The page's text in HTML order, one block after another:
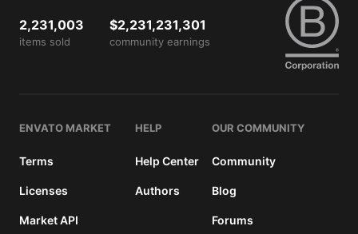
and a
buyer
details
ENVATO MARKET
Terms
Licenses
Market API
HELP
Help Center
Authors
OUR COMMUNITY
Community
Blog
Forums
2,231,003
items sold
$2,231,231,301
community earnings